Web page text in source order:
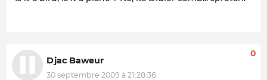
Djac Baweur
30 septembre 2009 à 21:28:36
0